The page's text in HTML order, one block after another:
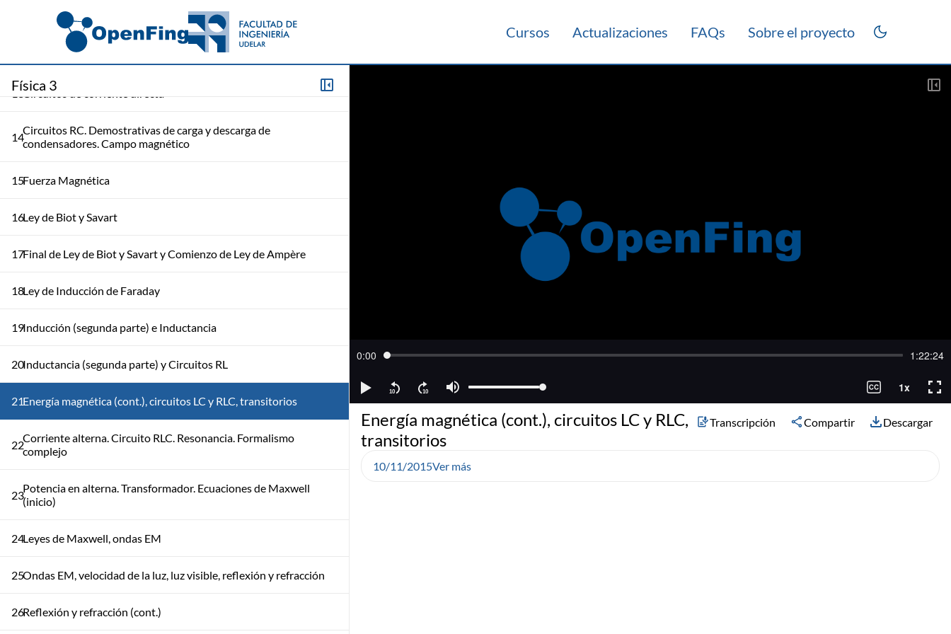
Cursos Actualizaciones FAQs Sobre el proyecto
Física 3
Corriente Eléctrica
Corriente eléctrica (segunda parte)
13Circuitos de corriente directa
14Circuitos RC. Demostrativas de carga y descarga de
condensadores. Campo magnético
15Fuerza Magnética
16Ley de Biot y Savart
17Final de Ley de Biot y Savart y Comienzo de Ley de Ampère
18Ley de Inducción de Faraday
19Inducción (segunda parte) e Inductancia
20Inductancia (segunda parte) y Circuitos RL
21Energía magnética (cont.), circuitos LC y RLC, transitorios
22Corriente alterna. Circuito RLC. Resonancia. Formalismo
complejo
23Potencia en alterna. Transformador. Ecuaciones de Maxwell
(inicio)
24Leyes de Maxwell, ondas EM
25Ondas EM, velocidad de la luz, luz visible, reflexión y refracción
26Reflexión y refracción (cont.)
Energía magnética (cont.), circuitos LC y RLC,
transitorios
Transcripción Compartir Descargar
10/11/2015Ver más